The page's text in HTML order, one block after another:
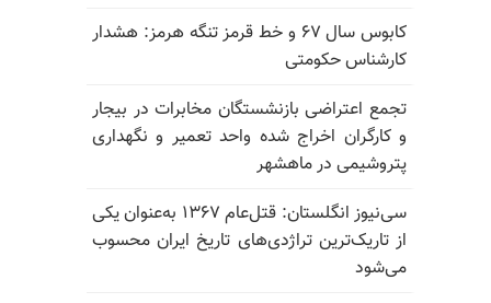
کابوس سال ۶۷ و خط قرمز تنگه هرمز: هشدار
کارشناس حکومتی
تجمع اعتراضی بازنشستگان مخابرات در بیجار
و کارگران اخراج شده واحد تعمیر و نگهداری
پتروشیمی در ماهشهر
سی‌نیوز انگلستان: قتل‌عام ۱۳۶۷ به‌عنوان یکی
از تاریک‌ترین تراژدی‌های تاریخ ایران محسوب
می‌شود